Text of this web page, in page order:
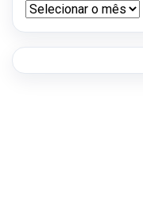
Arquivos do blog